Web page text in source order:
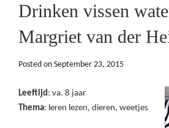
Drinken vissen
Margriet van der
Posted on September 23, 2015
Leeftijd: va. 8 jaar
Thema: leren lezen, dieren, weetjes